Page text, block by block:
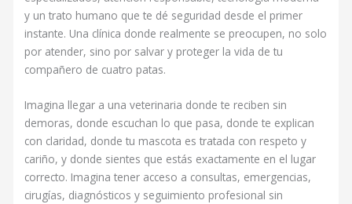
y un trato humano que te dé seguridad desde el primer
instante. Una clínica donde realmente se preocupen, no solo
por atender, sino por salvar y proteger la vida de tu
compañero de cuatro patas.
Imagina llegar a una veterinaria donde te reciben sin
demoras, donde escuchan lo que pasa, donde te explican
con claridad, donde tu mascota es tratada con respeto y
cariño, y donde sientes que estás exactamente en el lugar
correcto. Imagina tener acceso a consultas, emergencias,
cirugías, diagnósticos y seguimiento profesional sin